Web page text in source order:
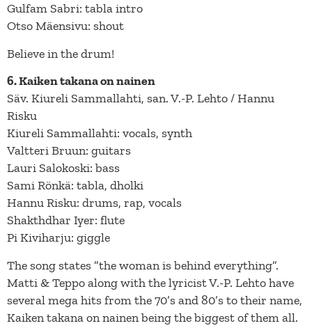
Gulfam Sabri: tabla intro
Otso Mäensivu: shout
Believe in the drum!
6. Kaiken takana on nainen
Säv. Kiureli Sammallahti, san. V.-P. Lehto / Hannu
Risku
Kiureli Sammallahti: vocals, synth
Valtteri Bruun: guitars
Lauri Salokoski: bass
Sami Rönkä: tabla, dholki
Hannu Risku: drums, rap, vocals
Shakthdhar Iyer: flute
Pi Kiviharju: giggle
The song states ”the woman is behind everything”.
Matti & Teppo along with the lyricist V.-P. Lehto have
several mega hits from the 70’s and 80’s to their name,
Kaiken takana on nainen being the biggest of them all.